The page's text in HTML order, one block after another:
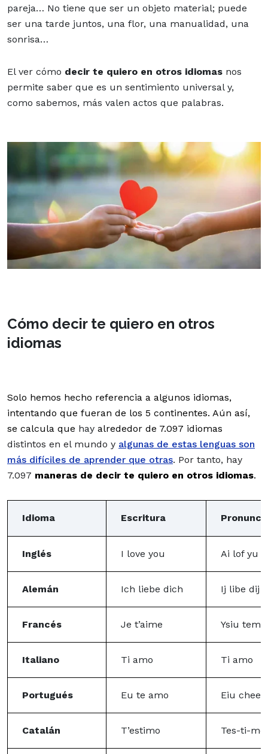
pareja… No tiene que ser un objeto material; puede
ser una tarde juntos, una flor, una manualidad, una
sonrisa…
El ver cómo decir te quiero en otros idiomas nos
permite saber que es un sentimiento universal y,
como sabemos, más valen actos que palabras.
Cómo decir te quiero en otros
idiomas
Solo hemos hecho referencia a algunos idiomas,
intentando que fueran de los 5 continentes. Aún así,
se calcula que hay alrededor de 7.097 idiomas
distintos en el mundo y algunas de estas lenguas son
más difíciles de aprender que otras. Por tanto, hay
7.097 maneras de decir te quiero en otros idiomas.
Idioma Escritura
Inglés I love you Ai lof yu
Alemán Ich liebe dich Ij libe dij
Francés Je t’aime Ysiu tem
Italiano Ti amo Ti amo
Portugués Eu te amo Eiu chee
Catalán T’estimo Tes-ti-mo